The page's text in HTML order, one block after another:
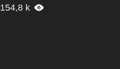
154,8 k 